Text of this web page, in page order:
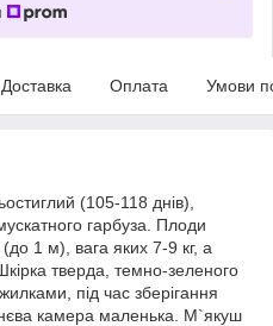
Доставка Оплата Умови
(105-118 днів),
гарбуза. Плоди
(до 1 м), вага яких 7-9 кг, а
тверда, темно-зеленого
під час зберігання
камера маленька. М`якуш